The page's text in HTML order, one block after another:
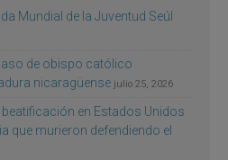
Mundial de la Juventud Seúl
de obispo católico
nicaragüense julio 25, 2026
en Estados Unidos
que murieron defendiendo el